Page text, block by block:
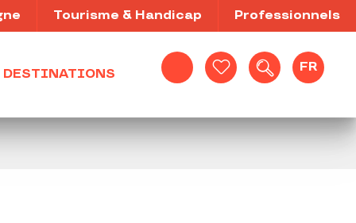
Recherche
FR
Tourisme & Handicap Professionnels
DESTINATIONS